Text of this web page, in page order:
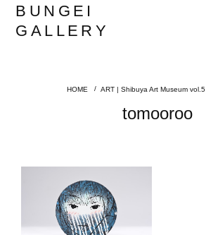
BUNGEI
GALLERY
ART | Shibuya Art Museum vol.5
tomooroo